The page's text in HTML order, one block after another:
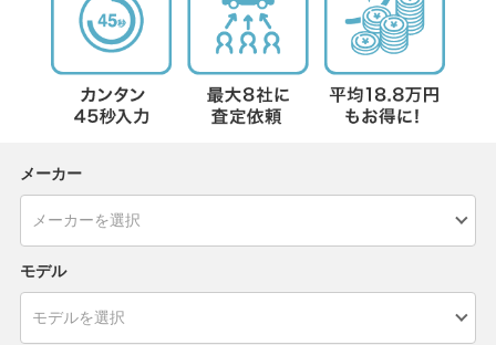
メーカー
モデル